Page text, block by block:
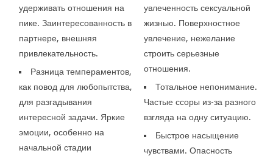
удерживать отношения на
пике. Заинтересованность в
партнере, внешняя
привлекательность.
Разница темпераментов,
как повод для любопытства,
для разгадывания
интересной задачи. Яркие
эмоции, особенно на
начальной стадии
увлеченность сексуальной
жизнью. Поверхностное
увлечение, нежелание
строить серьезные
отношения.
Тотальное непонимание.
Частые ссоры из-за разного
взгляда на одну ситуацию.
Быстрое насыщение
чувствами. Опасность